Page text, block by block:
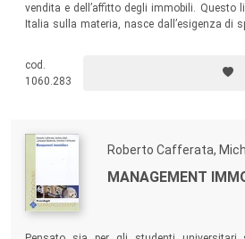
vendita e dell’affitto degli immobili. Questo
Italia sulla materia, nasce dall’esigenza di
la vera essenza di questa professione,
coloro che vogliono avvicinarsi a questa
conoscere le basi per proporre gli immobili in
cod.
1060.283
Roberto Cafferata,
MANAGEMENT